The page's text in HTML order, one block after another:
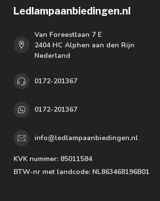
Ledlampaanbiedingen.nl
Van Foreestlaan 7 E
2404 HC Alphen aan den Rijn
Nederland
0172-201367
0172-201367
info@ledlampaanbiedingen.nl
KVK nummer: 85011584
BTW-nr met landcode: NL863468196B01